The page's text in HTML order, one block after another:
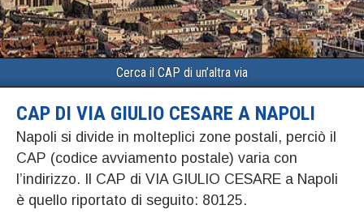
Cerca il CAP di un’altra via
CAP DI VIA GIULIO CESARE A NAPOLI
Napoli si divide in molteplici zone postali, perciò il
CAP (codice avviamento postale) varia con
l’indirizzo. Il CAP di VIA GIULIO CESARE a Napoli
è quello riportato di seguito: 80125.